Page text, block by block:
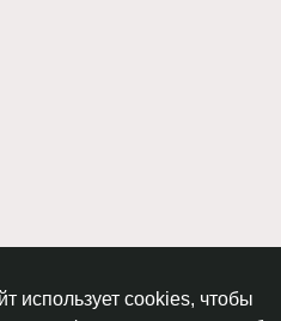
использует cookies, чтобы